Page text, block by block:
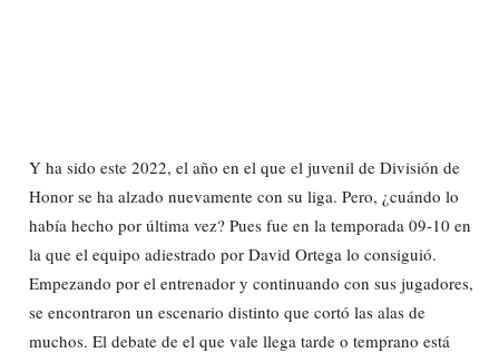
Y ha sido este 2022, el año en el que el juvenil de División de
Honor se ha alzado nuevamente con su liga. Pero, ¿cuándo lo
había hecho por última vez? Pues fue en la temporada 09-10 en
la que el equipo adiestrado por David Ortega lo consiguió.
Empezando por el entrenador y continuando con sus jugadores,
se encontraron un escenario distinto que cortó las alas de
muchos. El debate de el que vale llega tarde o temprano está